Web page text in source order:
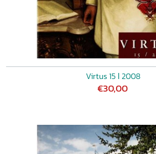
Virtus 15 ǀ 2008
€30,00